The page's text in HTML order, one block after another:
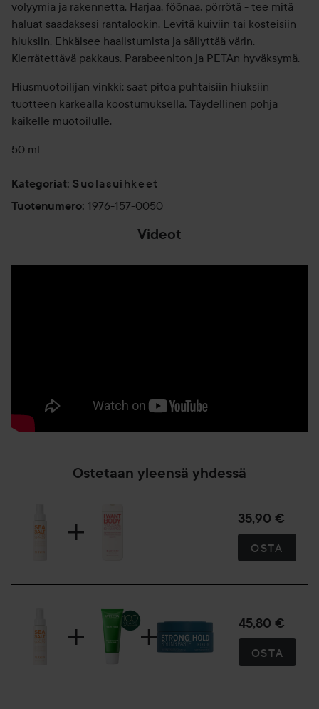
volyymia ja rakennetta. Harjaa, föönaa, pörrötä - tee mitä
haluat saadaksesi rantalookin. Levitä kuiviin tai kosteisiin
hiuksiin. Ehkäisee haalistumista ja säilyttää värin.
Kierrätettävä pakkaus. Parabeeniton ja PETAn hyväksymä.
Hiusmuotoilijan vinkki: saat pitoa puhtaisiin hiuksiin
tuotteen karkealla koostumuksella. Täydellinen pohja
kaikelle muotoilulle.
50 ml
Kategoriat: Suolasuihkeet
Tuotenumero: 1976-157-0050
Videot
Ostetaan yleensä yhdessä
35,90 €
OSTA
45,80 €
OSTA